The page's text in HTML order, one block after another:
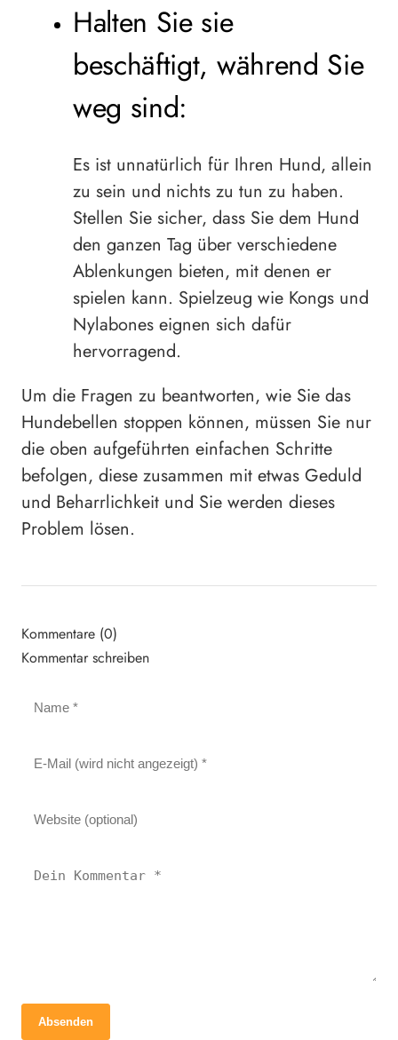
Halten Sie sie
beschäftigt, während Sie
weg sind:
Es ist unnatürlich für Ihren Hund, allein
zu sein und nichts zu tun zu haben.
Stellen Sie sicher, dass Sie dem Hund
den ganzen Tag über verschiedene
Ablenkungen bieten, mit denen er
spielen kann. Spielzeug wie Kongs und
Nylabones eignen sich dafür
hervorragend.
Um die Fragen zu beantworten, wie Sie das
Hundebellen stoppen können, müssen Sie nur
die oben aufgeführten einfachen Schritte
befolgen, diese zusammen mit etwas Geduld
und Beharrlichkeit und Sie werden dieses
Problem lösen.
Kommentare (0)
Kommentar schreiben
Absenden